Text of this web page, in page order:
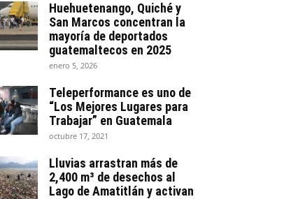
Huehuetenango, Quiché y
San Marcos concentran la
mayoría de deportados
guatemaltecos en 2025
enero 5, 2026
Teleperformance es uno de
“Los Mejores Lugares para
Trabajar” en Guatemala
octubre 17, 2021
Lluvias arrastran más de
2,400 m³ de desechos al
Lago de Amatitlán y activan